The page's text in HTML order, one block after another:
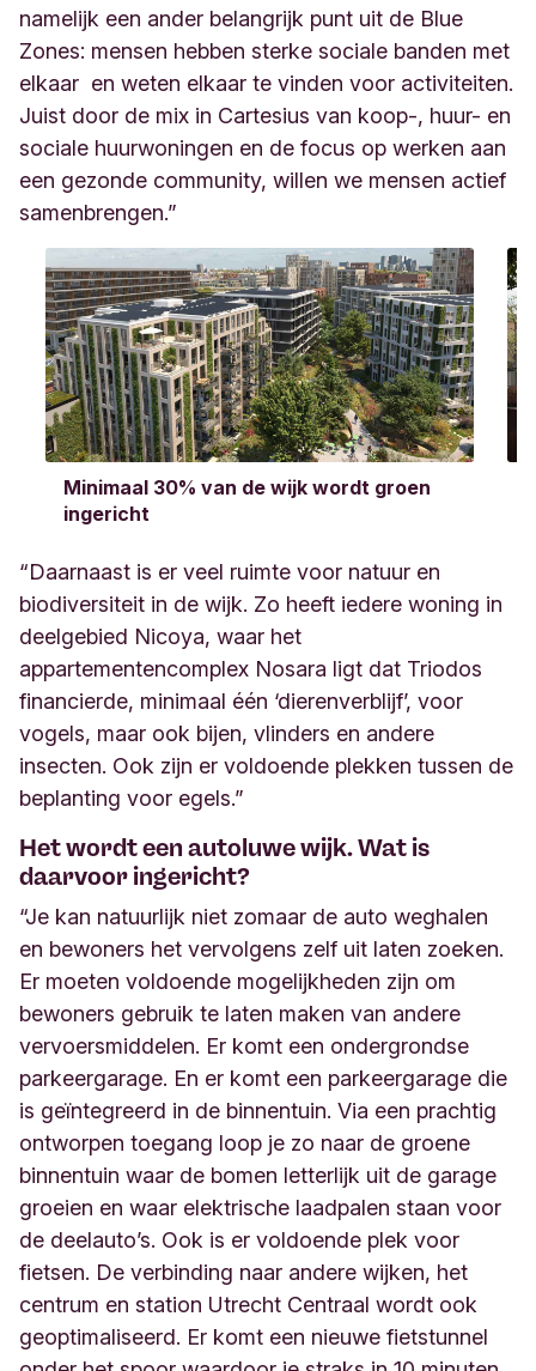
namelijk een ander belangrijk punt uit de Blue
Zones: mensen hebben sterke sociale banden met
elkaar en weten elkaar te vinden voor activiteiten.
Juist door de mix in Cartesius van koop-, huur- en
sociale huurwoningen en de focus op werken aan
een gezonde community, willen we mensen actief
samenbrengen.”
Minimaal 30% van de wijk wordt groen
ingericht
“Daarnaast is er veel ruimte voor natuur en
biodiversiteit in de wijk. Zo heeft iedere woning in
deelgebied Nicoya, waar het
appartementencomplex Nosara ligt dat Triodos
financierde, minimaal één ‘dierenverblijf’, voor
vogels, maar ook bijen, vlinders en andere
insecten. Ook zijn er voldoende plekken tussen de
beplanting voor egels.”
Het wordt een autoluwe wijk. Wat is
daarvoor ingericht?
“Je kan natuurlijk niet zomaar de auto weghalen
en bewoners het vervolgens zelf uit laten zoeken.
Er moeten voldoende mogelijkheden zijn om
bewoners gebruik te laten maken van andere
vervoersmiddelen. Er komt een ondergrondse
parkeergarage. En er komt een parkeergarage die
is geïntegreerd in de binnentuin. Via een prachtig
ontworpen toegang loop je zo naar de groene
binnentuin waar de bomen letterlijk uit de garage
groeien en waar elektrische laadpalen staan voor
de deelauto’s. Ook is er voldoende plek voor
fietsen. De verbinding naar andere wijken, het
centrum en station Utrecht Centraal wordt ook
geoptimaliseerd. Er komt een nieuwe fietstunnel